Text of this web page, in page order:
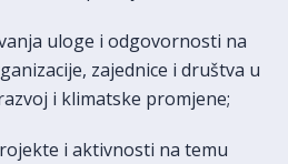
uloge i odgovornosti na
zajednice i društva u
i klimatske promjene;
i aktivnosti na temu